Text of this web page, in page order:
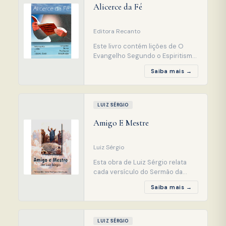
conhecimentos e novos amigos.
Alicerce da Fé
Editora Recanto
Este livro contém lições de O
Evangelho Segundo o Espiritismo
narradas pelos dois autores. É um
estudo muito simples, nada
complicado, pois eles desejam
que todos encontrem o caminho,
que não existe sem o Evangelho.
trono da cultura, o médium pode
Saiba mais →
LUIZ SÉRGIO
Amigo E Mestre
Luiz Sérgio
Esta obra de Luiz Sérgio relata
cada versículo do Sermão da
Montanha, o código moral da
Humanidade, e tem como objetivo
mostrar ao leitor a fidelidade do
Cristo ao Antigo Testamento,
quando, no Sermão do Monte,
Saiba mais →
LUIZ SÉRGIO